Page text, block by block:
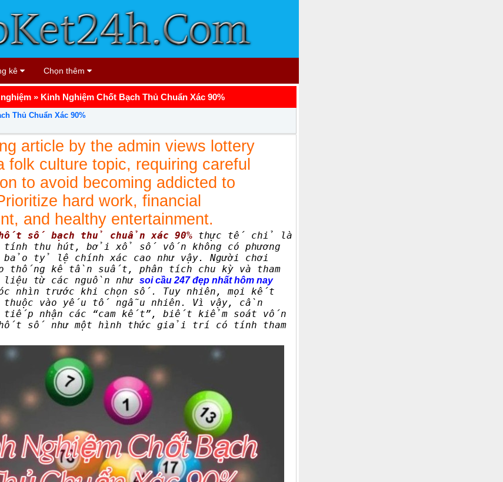
kê Chọn thêm
» Kinh Nghiệm Chốt Bạch Thủ Chuẩn Xác 90%
Thủ Chuẩn Xác 90%
article by the admin views lottery
folk culture topic, requiring careful
to avoid becoming addicted to
hard work, financial
and healthy entertainment.
số bạch thủ chuẩn xác 90% thực tế chỉ là
tính thu hút, bởi xổ số vốn không có phương
bảo tỷ lệ chính xác cao như vậy. Người chơi
thống kê tần suất, phân tích chu kỳ và tham
liệu từ các nguồn như soi cầu 247 đẹp nhất hôm nay
nhìn trước khi chọn số. Tuy nhiên, mọi kết
thuộc vào yếu tố ngẫu nhiên. Vì vậy, cần
nhận các “cam kết”, biết kiểm soát vốn
số như một hình thức giải trí có tính tham